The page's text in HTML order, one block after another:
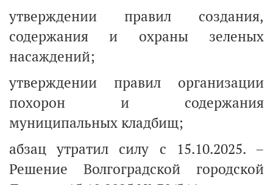
утверждении правил создания,
содержания и охраны зеленых
насаждений;
утверждении правил организации
похорон и содержания
муниципальных кладбищ;
абзац утратил силу с 15.10.2025. –
Решение Волгоградской городской